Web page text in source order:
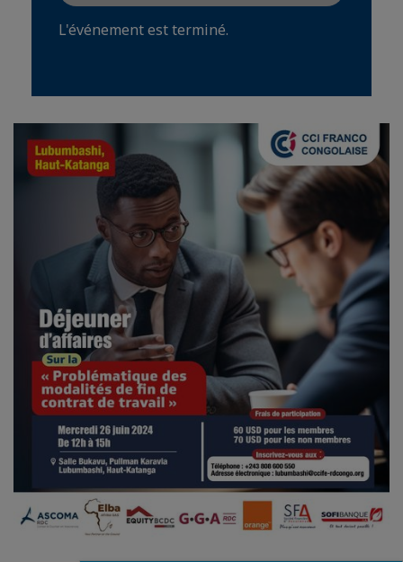
L'événement est terminé.